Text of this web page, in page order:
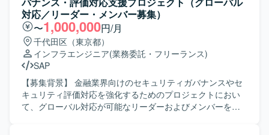
カッションのファシリテーションも行っていただきます。
【求める人物像】 多領域横断の推進体制が未整備な状況で
も、自ら主体的に関係者へ働きかけ、曖昧なテーマを整理
しながら推進計画に落とし込める方を求めています。業務
とITを横断した視点を持ち、複数部門とのコミュニケーシ
ョンをリードできる方が望ましいです。 【ポジションの魅
力】 大手製造業の全社データ活用やAI活用の前提となるマ
スタデータ管理の基盤づくりに、上流PMOとして深く関与
できるポジションです。データガバナンスやMDM領域での
対応／リーダー・メンバー募集）
〜1,000,000円/月
千代田区（東京都）
インフラエンジニア(業務委託・フリーランス)
SAP
【募集背景】 金融業界向けのセキュリティガバナンスやセ
キュリティ評価対応を強化するためのプロジェクトにおい
て、グローバル対応が可能なリーダーおよびメンバーを募